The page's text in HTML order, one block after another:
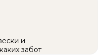
и
забот